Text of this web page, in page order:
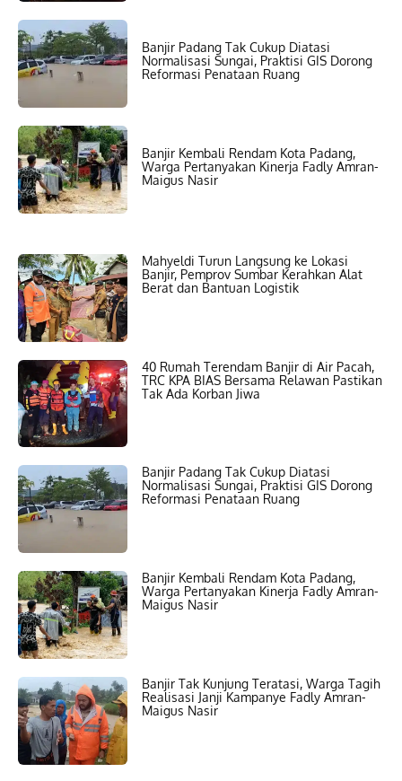
Banjir Padang Tak Cukup Diatasi
Normalisasi Sungai, Praktisi GIS Dorong
Reformasi Penataan Ruang
Banjir Kembali Rendam Kota Padang,
Warga Pertanyakan Kinerja Fadly Amran-
Maigus Nasir
Mahyeldi Turun Langsung ke Lokasi
Banjir, Pemprov Sumbar Kerahkan Alat
Berat dan Bantuan Logistik
40 Rumah Terendam Banjir di Air Pacah,
TRC KPA BIAS Bersama Relawan Pastikan
Tak Ada Korban Jiwa
Banjir Padang Tak Cukup Diatasi
Normalisasi Sungai, Praktisi GIS Dorong
Reformasi Penataan Ruang
Banjir Kembali Rendam Kota Padang,
Warga Pertanyakan Kinerja Fadly Amran-
Maigus Nasir
Banjir Tak Kunjung Teratasi, Warga Tagih
Realisasi Janji Kampanye Fadly Amran-
Maigus Nasir